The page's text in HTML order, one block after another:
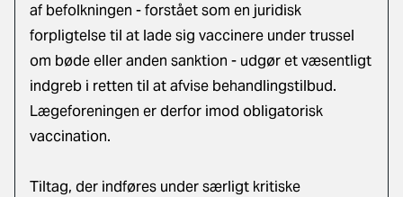
af befolkningen - forstået som en juridisk
forpligtelse til at lade sig vaccinere under trussel
om bøde eller anden sanktion - udgør et væsentligt
indgreb i retten til at afvise behandlingstilbud.
Lægeforeningen er derfor imod obligatorisk
vaccination.
Tiltag, der indføres under særligt kritiske